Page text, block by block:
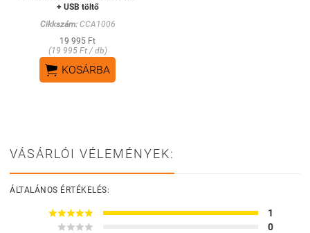
+ USB töltő
Cikkszám:CCA1006
19 995 Ft
(19 995 Ft / db)
 KOSÁRBA
VÁSÁRLÓI VÉLEMÉNYEK:
ÁLTALÁNOS ÉRTÉKELÉS:

1

0